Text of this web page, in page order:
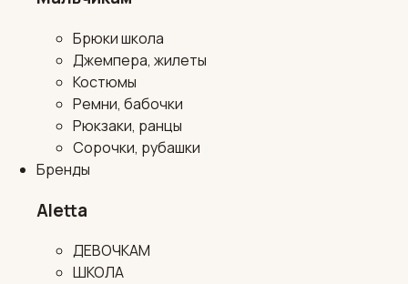
Брюки школа
Джемпера, жилеты
Костюмы
Ремни, бабочки
Рюкзаки, ранцы
Сорочки, рубашки
Бренды
Aletta
ДЕВОЧКАМ
ШКОЛА